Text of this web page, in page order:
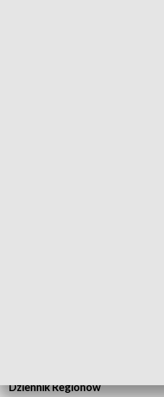
Dziennik Regionów